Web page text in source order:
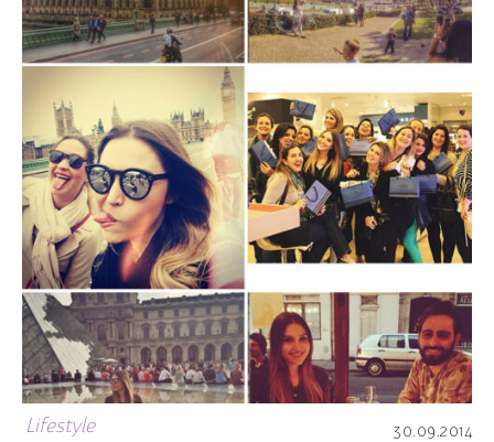
Lifestyle 30.09.2014